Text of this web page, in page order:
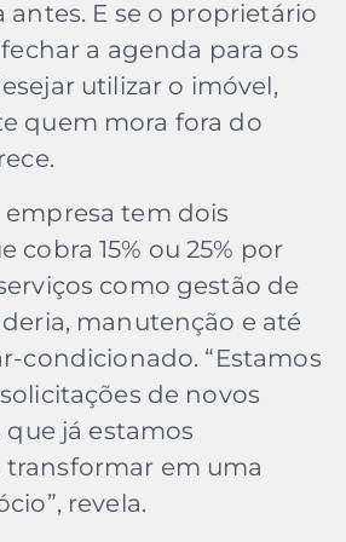
E se o proprietário
a agenda para os
utilizar o imóvel,
quem mora fora do
tem dois
cobra 15% ou 25% por
como gestão de
manutenção e até
condicionado. “Estamos
de novos
já estamos
em uma
revela.